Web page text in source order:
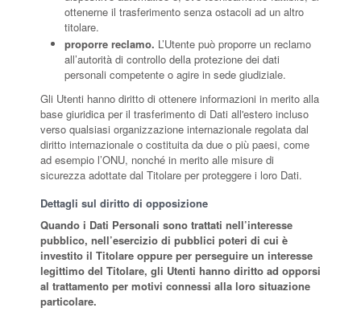
ottenerne il trasferimento senza ostacoli ad un altro
titolare.
proporre reclamo. L’Utente può proporre un reclamo
all’autorità di controllo della protezione dei dati
personali competente o agire in sede giudiziale.
Gli Utenti hanno diritto di ottenere informazioni in merito alla
base giuridica per il trasferimento di Dati all'estero incluso
verso qualsiasi organizzazione internazionale regolata dal
diritto internazionale o costituita da due o più paesi, come
ad esempio l’ONU, nonché in merito alle misure di
sicurezza adottate dal Titolare per proteggere i loro Dati.
Dettagli sul diritto di opposizione
Quando i Dati Personali sono trattati nell’interesse
pubblico, nell’esercizio di pubblici poteri di cui è
investito il Titolare oppure per perseguire un interesse
legittimo del Titolare, gli Utenti hanno diritto ad opporsi
al trattamento per motivi connessi alla loro situazione
particolare.